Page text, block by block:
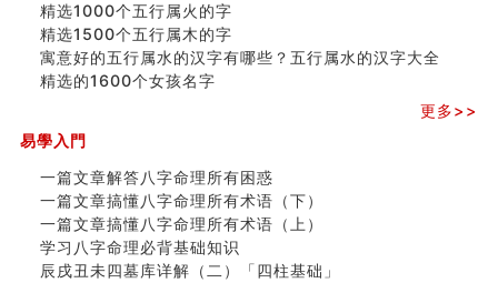
精选1000个五行属火的字
精选1500个五行属木的字
寓意好的五行属水的汉字有哪些？五行属水的汉字大全
精选的1600个女孩名字
更多>>
易學入門
一篇文章解答八字命理所有困惑
一篇文章搞懂八字命理所有术语（下）
一篇文章搞懂八字命理所有术语（上）
学习八字命理必背基础知识
辰戌丑未四墓库详解（二）「四柱基础」